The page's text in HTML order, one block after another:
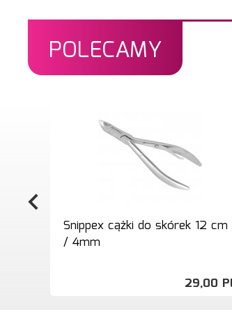
POLECAMY
Snippex cążki do skórek 12 cm
/ 4mm
29,00